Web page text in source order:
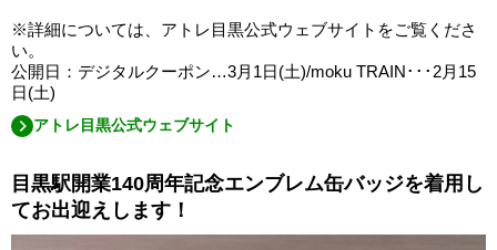
※詳細については、アトレ目黒公式ウェブサイトをご覧くださ
い。
公開日：デジタルクーポン…3月1日(土)/moku TRAIN･･･2月15
日(土)
アトレ目黒公式ウェブサイト
目黒駅開業140周年記念エンブレム缶バッジを着用し
てお出迎えします！